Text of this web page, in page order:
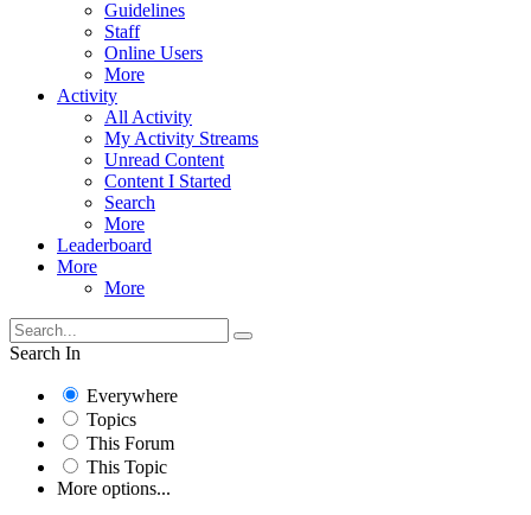
Guidelines
Staff
Online Users
More
Activity
All Activity
My Activity Streams
Unread Content
Content I Started
Search
More
Leaderboard
More
More
Search In
Everywhere
Topics
This Forum
This Topic
More options...